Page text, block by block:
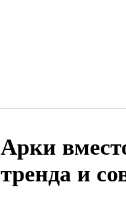
Арки
тренда и